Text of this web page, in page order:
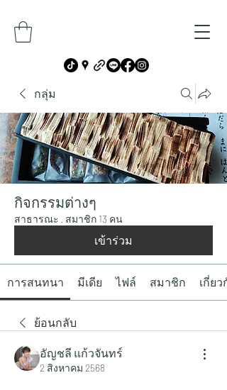
กลุ่ม
กิจกรรมต่างๆ
สาธารณะ · สมาชิก 13 คน
เข้าร่วม
การสนทนา มีเดีย ไฟล์ สมาชิก เกี่ยว
ย้อนกลับ
อัญชลี แก้วจันทร์
2 สิงหาคม 2568